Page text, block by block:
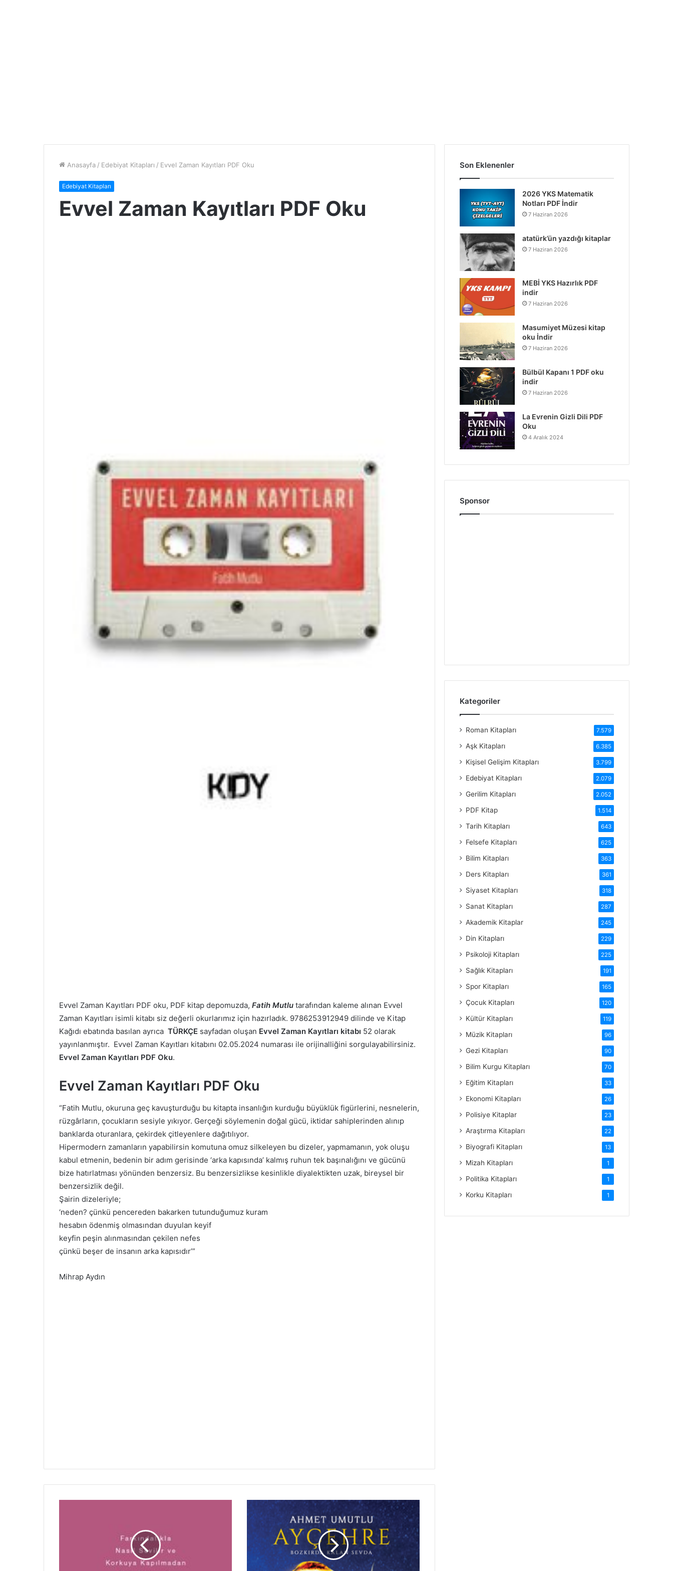
Anasayfa / Edebiyat Kitapları / Evvel Zaman Kayıtları PDF Oku
Edebiyat Kitapları
Evvel Zaman Kayıtları PDF Oku
Evvel Zaman Kayıtları PDF oku, PDF kitap depomuzda, Fatih Mutlu tarafından kaleme alınan Evvel
Zaman Kayıtları isimli kitabı siz değerli okurlarımız için hazırladık. 9786253912949 dilinde ve Kitap
Kağıdı ebatında basılan ayrıca TÜRKÇE sayfadan oluşan Evvel Zaman Kayıtları kitabı 52 olarak
yayınlanmıştır. Evvel Zaman Kayıtları kitabını 02.05.2024 numarası ile orijinalliğini sorgulayabilirsiniz.
Evvel Zaman Kayıtları PDF Oku.
Evvel Zaman Kayıtları PDF Oku
“Fatih Mutlu, okuruna geç kavuşturduğu bu kitapta insanlığın kurduğu büyüklük figürlerini, nesnelerin,
rüzgârların, çocukların sesiyle yıkıyor. Gerçeği söylemenin doğal gücü, iktidar sahiplerinden alınıp
banklarda oturanlara, çekirdek çitleyenlere dağıtılıyor.
Hipermodern zamanların yapabilirsin komutuna omuz silkeleyen bu dizeler, yapmamanın, yok oluşu
kabul etmenin, bedenin bir adım gerisinde ‘arka kapısında’ kalmış ruhun tek başınalığını ve gücünü
bize hatırlatması yönünden benzersiz. Bu benzersizlikse kesinlikle diyalektikten uzak, bireysel bir
benzersizlik değil.
Şairin dizeleriyle;
‘neden? çünkü pencereden bakarken tutunduğumuz kuram
hesabın ödenmiş olmasından duyulan keyif
keyfin peşin alınmasından çekilen nefes
çünkü beşer de insanın arka kapısıdır’”
Mihrap Aydın
Son Eklenenler
2026 YKS Matematik
Notları PDF İndir
7 Haziran 2026
atatürk’ün yazdığı kitaplar
7 Haziran 2026
MEBİ YKS Hazırlık PDF
indir
7 Haziran 2026
Masumiyet Müzesi kitap
oku İndir
7 Haziran 2026
Bülbül Kapanı 1 PDF oku
indir
7 Haziran 2026
La Evrenin Gizli Dili PDF
Oku
4 Aralık 2024
Sponsor
Kategoriler
Roman Kitapları 7.579
Aşk Kitapları 6.385
Kişisel Gelişim Kitapları 3.799
Edebiyat Kitapları 2.079
Gerilim Kitapları 2.052
PDF Kitap 1.514
Tarih Kitapları 643
Felsefe Kitapları 625
Bilim Kitapları 363
Ders Kitapları 361
Siyaset Kitapları 318
Sanat Kitapları 287
Akademik Kitaplar 245
Din Kitapları 229
Psikoloji Kitapları 225
Sağlık Kitapları 191
Spor Kitapları 165
Çocuk Kitapları 120
Kültür Kitapları 119
Müzik Kitapları 96
Gezi Kitapları 90
Bilim Kurgu Kitapları 70
Eğitim Kitapları 33
Ekonomi Kitapları 26
Polisiye Kitaplar 23
Araştırma Kitapları 22
Biyografi Kitapları 13
Mizah Kitapları 1
Politika Kitapları 1
Korku Kitapları 1